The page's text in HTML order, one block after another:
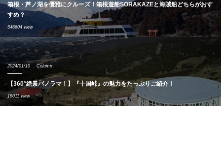
箱根・芦ノ湖を優雅にクルーズ！箱根遊船SORAKAZEと海賊船どちらがおす
すめ？
546604 view
2024/01/10 Column
【360°絶景パノラマ！】『十国峠』の魅力をたっぷりご紹介！
18011 view